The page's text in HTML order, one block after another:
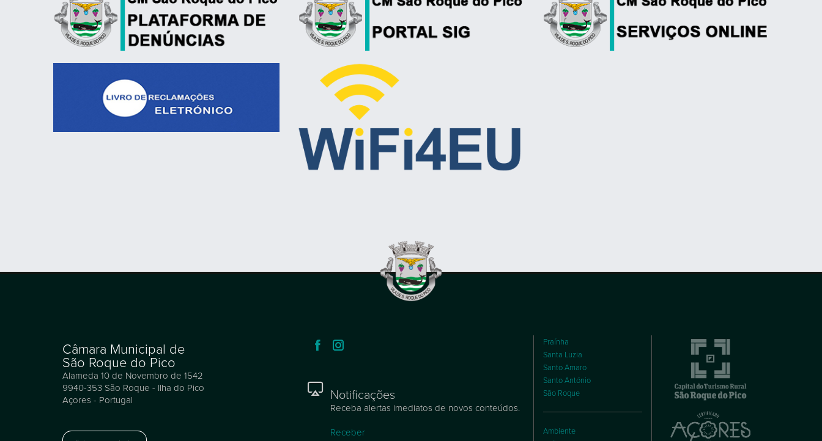
Câmara Municipal de
São Roque do Pico
Alameda 10 de Novembro de 1542
9940-353 São Roque - Ilha do Pico
Açores - Portugal
Notificações
Receba alertas imediatos de novos conteúdos.
Receber
Praínha
Santa Luzia
Santo Amaro
Santo António
São Roque
Ambiente